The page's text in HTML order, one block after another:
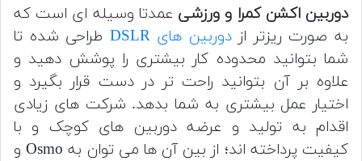
دوربین اکشن کمرا و ورزشی عمدتا وسیله ای است که
به صورت ریزتر ازدوربین های DSLR
طراحی شده تا
شما بتوانید محدوده کار بیشتری را پوشش دهید و
علاوه بر آن بتوانید راحت تر در دست قرار بگیرد و
اختیار عمل بیشتری به شما بدهد. شرکت های زیادی
اقدام به تولید و عرضه دوربین های کوچک و با
کیفیت پرداخته اند؛ از بین آن ها می توان به Osmo و